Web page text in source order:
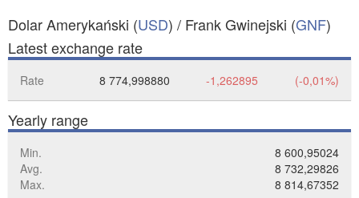
Dolar Amerykański (USD) / Frank Gwinejski (GNF)
Latest exchange rate
Rate 8 774,998880 -1,262895 (-0,01%)
Yearly range
Min.
8 600,95024
Avg.
8 732,29826
Max.
8 814,67352